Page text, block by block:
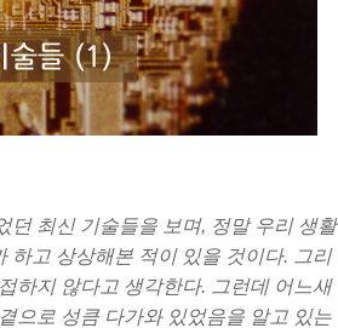
던 최신 기술들을 보며, 정말 우리 생활
하고 상상해본 적이 있을 것이다. 그리
하지 않다고 생각한다. 그런데 어느새
으로 성큼 다가와 있었음을 알고 있는